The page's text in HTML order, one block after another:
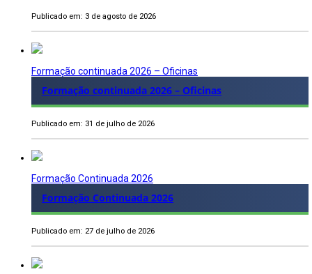
Publicado em: 3 de agosto de 2026
Formação continuada 2026 – Oficinas
Formação continuada 2026 – Oficinas
Publicado em: 31 de julho de 2026
Formação Continuada 2026
Formação Continuada 2026
Publicado em: 27 de julho de 2026